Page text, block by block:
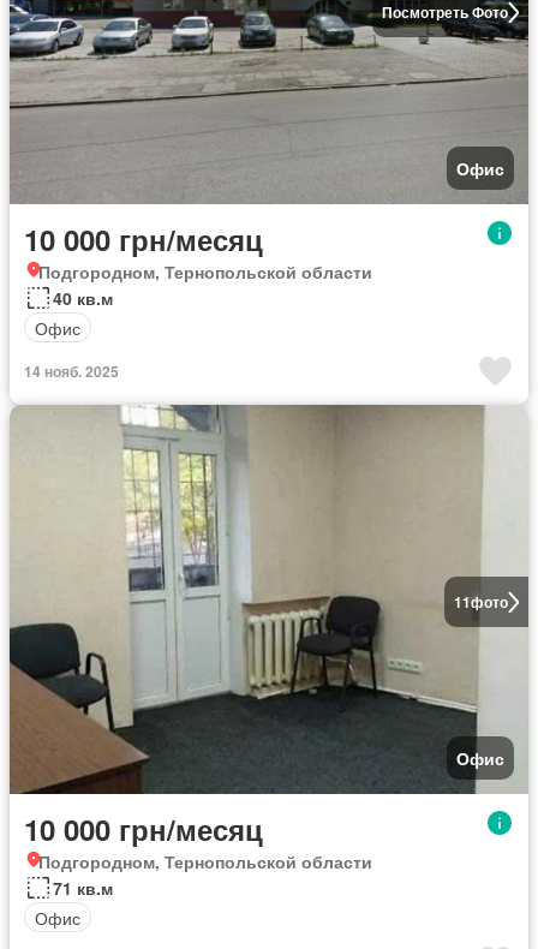
Посмотреть Фото
Офис
10 000 грн/месяц
Подгородном, Тернопольской области
40 кв.м
Офис
14 нояб. 2025
11фото
Офис
10 000 грн/месяц
Подгородном, Тернопольской области
71 кв.м
Офис